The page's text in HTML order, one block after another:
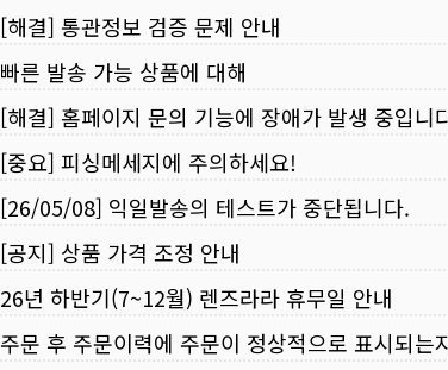
[해결] 통관정보 검증 문제 안내
빠른 발송 가능 상품에 대해
[해결] 홈페이지 문의 기능에 장애가 발생 중입니
[중요] 피싱메세지에 주의하세요!
[26/05/08] 익일발송의 테스트가 중단됩니다.
[공지] 상품 가격 조정 안내
26년 하반기(7~12월) 렌즈라라 휴무일 안내
주문 후 주문이력에 주문이 정상적으로 표시되는